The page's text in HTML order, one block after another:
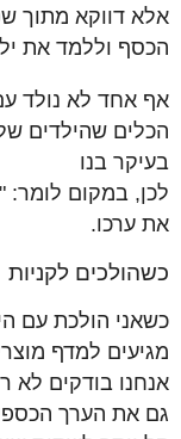
אלא דווקא מתוך
הכסף וללמד את
אף אחד לא נולד
הכלים שהילדים
בעיקר בנו
לכן, במקום לומר:
את ערכו.
כשהולכים לקניות
כשאני הולכת עם
מגיעים למדף
אנחנו בודקים לא
גם את הערך